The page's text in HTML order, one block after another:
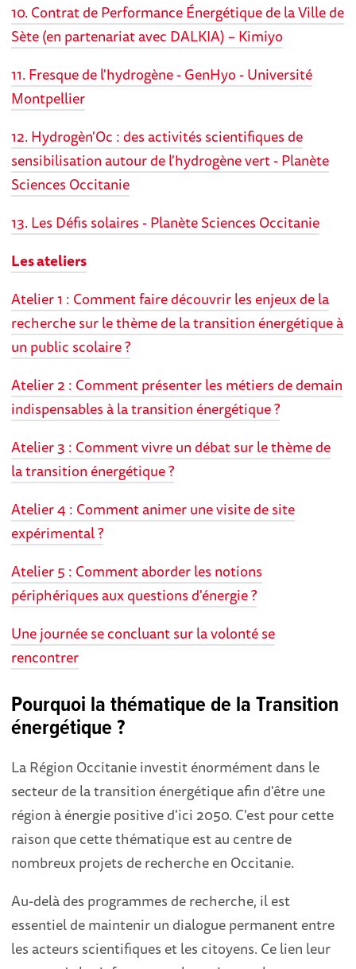
10. Contrat de Performance Énergétique de la Ville de
Sète (en partenariat avec DALKIA) – Kimiyo
11. Fresque de l'hydrogène - GenHyo - Université
Montpellier
12. Hydrogèn'Oc : des activités scientifiques de
sensibilisation autour de l'hydrogène vert - Planète
Sciences Occitanie
13. Les Défis solaires - Planète Sciences Occitanie
Les ateliers
Atelier 1 : Comment faire découvrir les enjeux de la
recherche sur le thème de la transition énergétique à
un public scolaire ?
Atelier 2 : Comment présenter les métiers de demain
indispensables à la transition énergétique ?
Atelier 3 : Comment vivre un débat sur le thème de
la transition énergétique ?
Atelier 4 : Comment animer une visite de site
expérimental ?
Atelier 5 : Comment aborder les notions
périphériques aux questions d'énergie ?
Une journée se concluant sur la volonté se
rencontrer
Pourquoi la thématique de la Transition
énergétique ?
La Région Occitanie investit énormément dans le
secteur de la transition énergétique afin d'être une
région à énergie positive d'ici 2050. C'est pour cette
raison que cette thématique est au centre de
nombreux projets de recherche en Occitanie.
Au-delà des programmes de recherche, il est
essentiel de maintenir un dialogue permanent entre
les acteurs scientifiques et les citoyens. Ce lien leur